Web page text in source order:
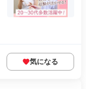
気になる